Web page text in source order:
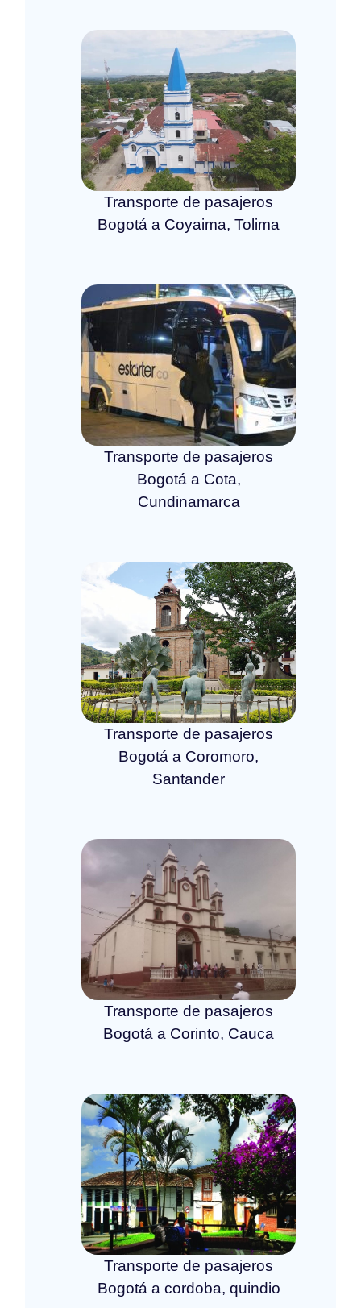
Transporte de pasajeros
Bogotá a Coyaima, Tolima
Transporte de pasajeros
Bogotá a Cota,
Cundinamarca
Transporte de pasajeros
Bogotá a Coromoro,
Santander
Transporte de pasajeros
Bogotá a Corinto, Cauca
Transporte de pasajeros
Bogotá a cordoba, quindio